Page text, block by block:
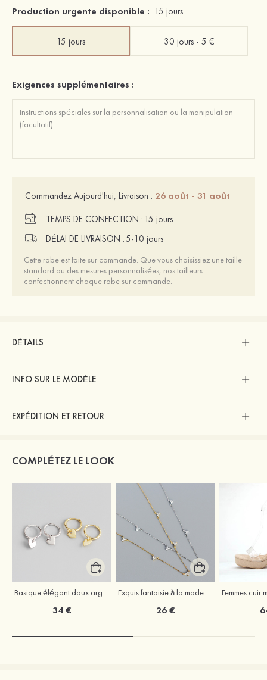
Production urgente disponible : 15 jours
15 jours 30 jours - 5 €
Exigences supplémentaires :
Commandez Aujourd'hui, Livraison : 26 août - 31 août
TEMPS DE CONFECTION : 15 jours
DÉLAI DE LIVRAISON :5-10 jours
Cette robe est faite sur commande. Que vous choisissiez une taille
standard ou des mesures personnalisées, nos tailleurs
confectionnent chaque robe sur commande.
DÉTAILS
INFO SUR LE MODÈLE
EXPÉDITION ET RETOUR
COMPLÉTEZ LE LOOK
Basique élégant doux argent S925 boucles d'oreilles
34 €
Exquis fantaisie à la mode argent s925 zircon colliers
26 €